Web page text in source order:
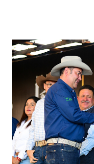
Corazón Urbano y el
informó que en este
metros cuadrados de
Nieto, entre Jesús F.
lo que se aplicará
llevará este programa a
Asunción, Avenida
los edificios
Norias de Paso Hondo y